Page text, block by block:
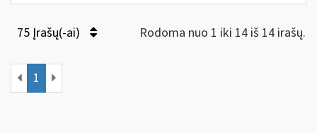
75 Įrašų(-ai) Rodoma nuo 1 iki 14 iš 14 irašų.
1